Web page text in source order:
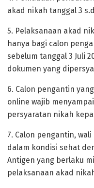
akad nikah tanggal 3
5. Pelaksanaan akad
hanya bagi calon
sebelum tanggal 3 Juli
dokumen yang
6. Calon pengantin
online wajib
persyaratan nikah
7. Calon pengantin,
dalam kondisi sehat
Antigen yang berlaku
pelaksanaan akad